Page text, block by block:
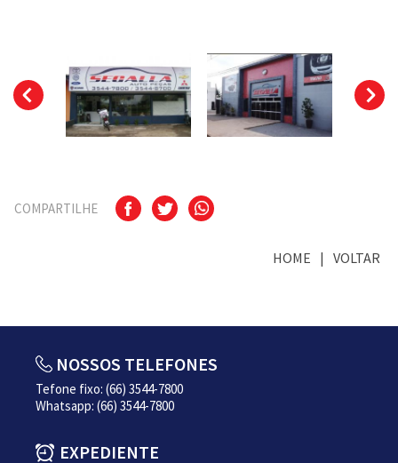
COMPARTILHE
HOME VOLTAR
NOSSOS TELEFONES
Tefone fixo: (66) 3544-7800
Whatsapp: (66) 3544-7800
EXPEDIENTE